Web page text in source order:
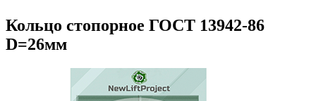
Кольцо стопорное ГОСТ 13942-86
D=26мм